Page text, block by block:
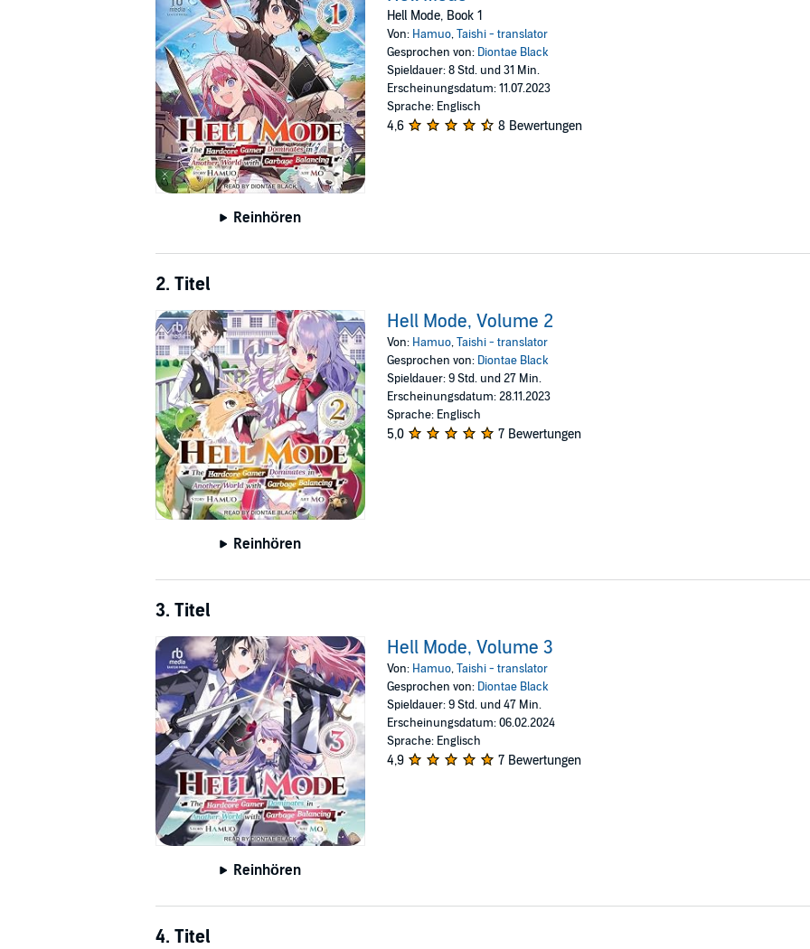
difficulty. Lo and behold, he finds himself reincarnated in another world as a serf!
Now called Allen, he sets out to unlock the secrets of his mystery-laden Summoner class; without the convenience of
he must grope his way to the top of his new world!
©2020 Hamuo; English translation copyright 2021 by J-Novel Club LLC; Original Japanese edition published in 2020
Mo (P)2023 Tantor
Reinhören
Hell Mode, Book 1
Von: Hamuo,Taishi - translator
Gesprochen von: Diontae Black
Spieldauer: 8 Std. und 31 Min.
Erscheinungsdatum: 11.07.2023
Sprache: Englisch
4,6 8 Bewertungen
2. Titel
Reinhören
Hell Mode, Volume 2
Von: Hamuo,Taishi - translator
Gesprochen von: Diontae Black
Spieldauer: 9 Std. und 27 Min.
Erscheinungsdatum: 28.11.2023
Sprache: Englisch
5,0 7 Bewertungen
3. Titel
Reinhören
Hell Mode, Volume 3
Von: Hamuo,Taishi - translator
Gesprochen von: Diontae Black
Spieldauer: 9 Std. und 47 Min.
Erscheinungsdatum: 06.02.2024
Sprache: Englisch
4,9 7 Bewertungen
4. Titel